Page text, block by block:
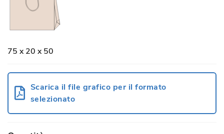
75 x 20 x 50
Scarica il file grafico per il formato
selezionato